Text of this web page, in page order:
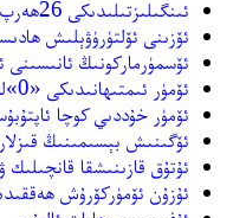
ئىنگىلىزتىلىدىكى 26ھەرپ ۋەكىللىك قىلىدىغان مەنالار
ئۆزىنى ئۆلتۈرۈۋېلىش
ئۆسمۈرماركونىڭ
ئۆمۈر ئىمتىھانىدىكى «0»لەر
ئۆمۈر خۇددىي كوچا
ئۆگىنىش بېسىمىنىڭ
ئۇتۇق قازىنىشقا قانچىلىك
ئۇزۇن ئۆمۈركۆرۇش